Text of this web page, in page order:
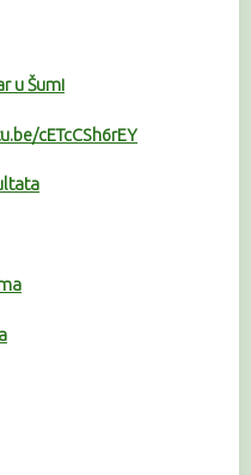
u Šumi
cETcCSh6rEY